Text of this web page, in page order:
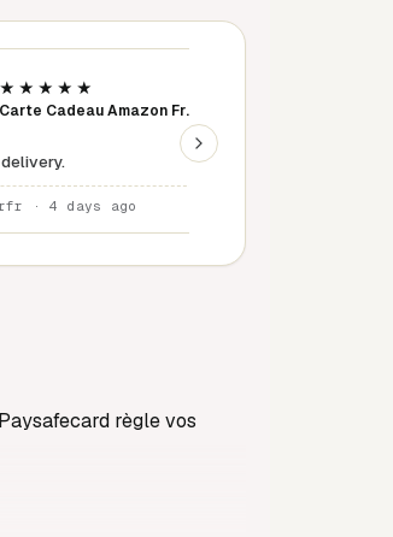
Carte Cadeau Amazon France 50 €
· 4 days ago
règle vos